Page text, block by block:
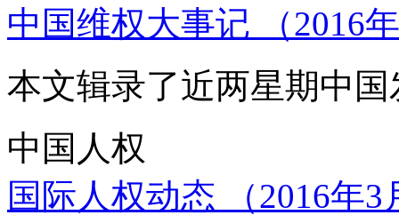
中国维权大事记 （2016
本文辑录了近两星期中
中国人权
国际人权动态 （2016年